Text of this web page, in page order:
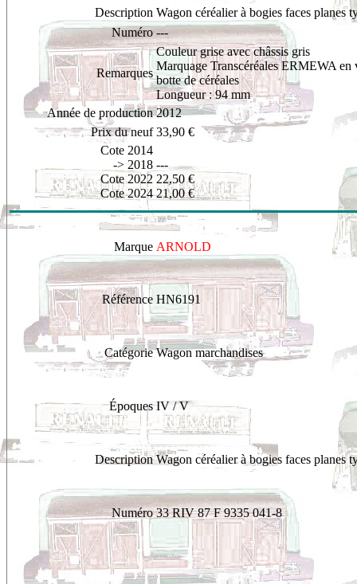
Description Wagon céréalier à bogies faces planes
Numéro ---
Remarques
Couleur grise avec châssis gris
Marquage Transcéréales ERMEWA en
botte de céréales
Longueur : 94 mm
Année de production 2012
Prix du neuf 33,90 €
Cote 2014
-> 2018
Cote 2022
Cote 2024
---
22,50 €
21,00 €
Marque ARNOLD
Référence HN6191
Catégorie Wagon marchandises
Époques IV / V
Description Wagon céréalier à bogies faces planes
Numéro 33 RIV 87 F 9335 041-8